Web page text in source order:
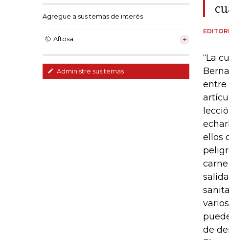
Agregue a sus temas de interés
Aftosa
Administre sus temas
“La
entre
ellos
de